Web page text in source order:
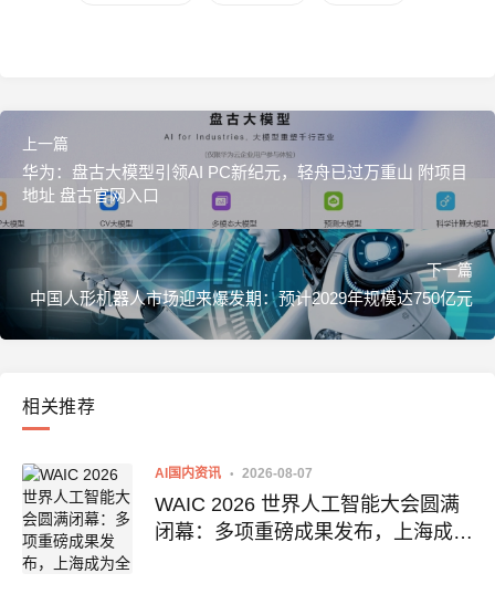
上一篇
华为：盘古大模型引领AI PC新纪元，轻舟已过万重山 附项目
地址 盘古官网入口
下一篇
中国人形机器人市场迎来爆发期：预计2029年规模达750亿元
相关推荐
AI国内资讯 2026-08-07
WAIC 2026 世界人工智能大会圆满
闭幕：多项重磅成果发布，上海成为